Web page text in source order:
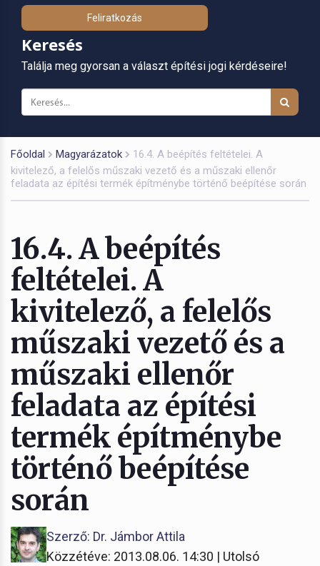
Feliratkozás
Keresés
Találja meg gyorsan a választ építési jogi kérdéseire!
Főoldal Magyarázatok
16.4. A beépítés feltételei. A
kivitelező, a felelős műszaki vezető és a műszaki ellenőr
feladata az építési termék építménybe történő beépítése során
16.4. A beépítés
feltételei. A
kivitelező, a felelős
műszaki vezető és a
műszaki ellenőr
feladata az építési
termék építménybe
történő beépítése
során
Szerző: Dr. Jámbor Attila
Közzétéve: 2013.08.06. 14:30 | Utolsó